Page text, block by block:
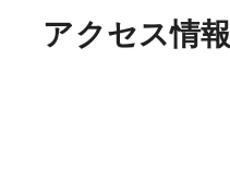
アクセス情報